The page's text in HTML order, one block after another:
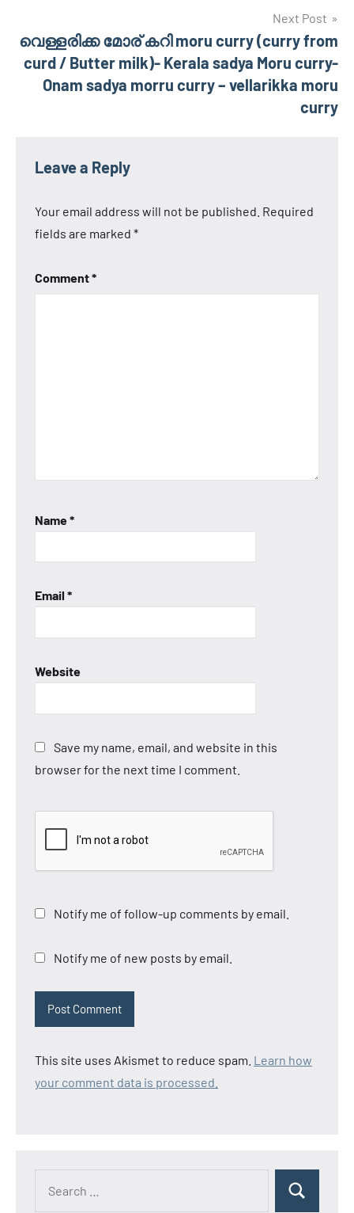
Next Post
വെള്ളരിക്ക മോര് കറി moru curry (curry from
curd / Butter milk)- Kerala sadya Moru curry-
Onam sadya morru curry – vellarikka moru
curry
Leave a Reply
Your email address will not be published. Required
fields are marked *
Comment*
Name*
Email *
Website
Save my name, email, and website in this
browser for the next time I comment.
Notify me of follow-up comments by email.
Notify me of new posts by email.
This site uses Akismet to reduce spam. Learn how
your comment data is processed.
Search